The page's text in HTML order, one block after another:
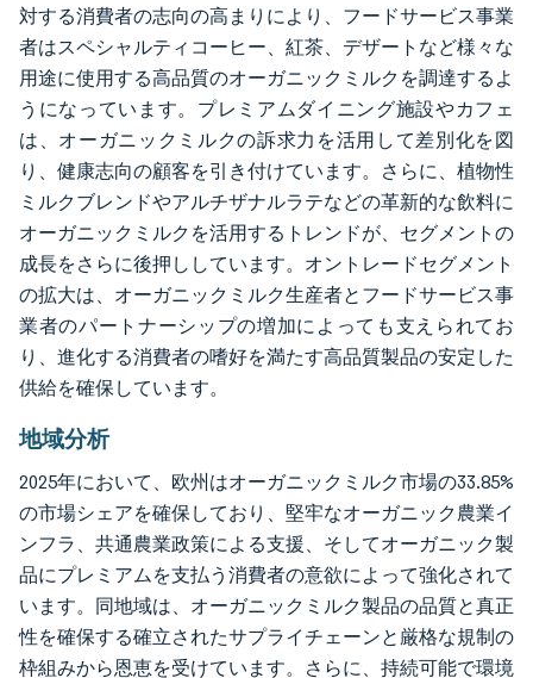
対する消費者の志向の高まりにより、フードサービス事業
者はスペシャルティコーヒー、紅茶、デザートなど様々な
用途に使用する高品質のオーガニックミルクを調達するよ
うになっています。プレミアムダイニング施設やカフェ
は、オーガニックミルクの訴求力を活用して差別化を図
り、健康志向の顧客を引き付けています。さらに、植物性
ミルクブレンドやアルチザナルラテなどの革新的な飲料に
オーガニックミルクを活用するトレンドが、セグメントの
成長をさらに後押ししています。オントレードセグメント
の拡大は、オーガニックミルク生産者とフードサービス事
業者のパートナーシップの増加によっても支えられてお
り、進化する消費者の嗜好を満たす高品質製品の安定した
供給を確保しています。
地域分析
2025年において、欧州はオーガニックミルク市場の33.85%
の市場シェアを確保しており、堅牢なオーガニック農業イ
ンフラ、共通農業政策による支援、そしてオーガニック製
品にプレミアムを支払う消費者の意欲によって強化されて
います。同地域は、オーガニックミルク製品の品質と真正
性を確保する確立されたサプライチェーンと厳格な規制の
枠組みから恩恵を受けています。さらに、持続可能で環境